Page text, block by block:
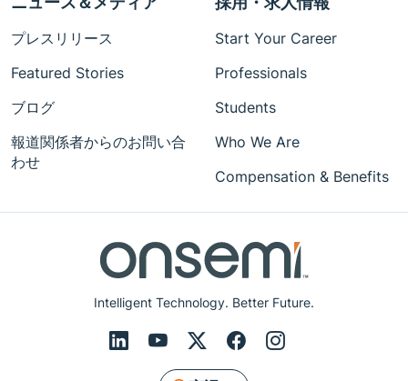
Intelligent Technology. Better Future.
プレスリリース
Featured Stories
ブログ
報道関係者からのお問い合
わせ
Start Your Career
Professionals
Students
Who We Are
Compensation & Benefits